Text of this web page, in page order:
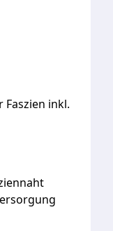
Faszien inkl.